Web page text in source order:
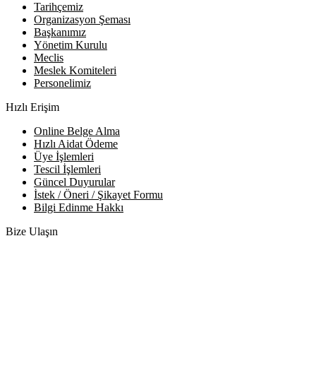
Tarihçemiz
Organizasyon Şeması
Başkanımız
Yönetim Kurulu
Meclis
Meslek Komiteleri
Personelimiz
Hızlı Erişim
Online Belge Alma
Hızlı Aidat Ödeme
Üye İşlemleri
Tescil İşlemleri
Güncel Duyurular
İstek / Öneri / Şikayet Formu
Bilgi Edinme Hakkı
Bize Ulaşın